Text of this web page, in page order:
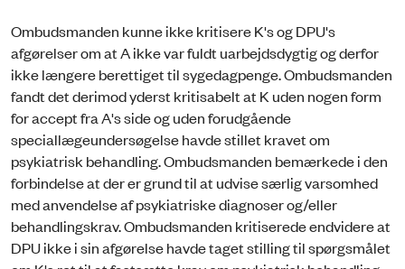
Ombudsmanden kunne ikke kritisere K's og DPU's
afgørelser om at A ikke var fuldt uarbejdsdygtig og derfor
ikke længere berettiget til sygedagpenge. Ombudsmanden
fandt det derimod yderst kritisabelt at K uden nogen form
for accept fra A's side og uden forudgående
speciallægeundersøgelse havde stillet kravet om
psykiatrisk behandling. Ombudsmanden bemærkede i den
forbindelse at der er grund til at udvise særlig varsomhed
med anvendelse af psykiatriske diagnoser og/eller
behandlingskrav. Ombudsmanden kritiserede endvidere at
DPU ikke i sin afgørelse havde taget stilling til spørgsmålet